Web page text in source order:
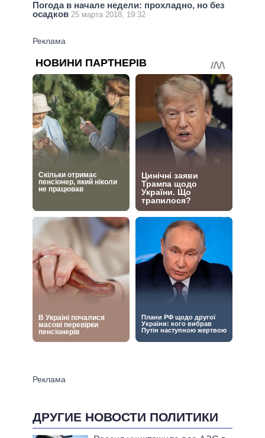
Погода в начале недели: прохладно, но без
осадков 25 марта 2018, 19:32
ДРУГИЕ НОВОСТИ ПОЛИТИКИ